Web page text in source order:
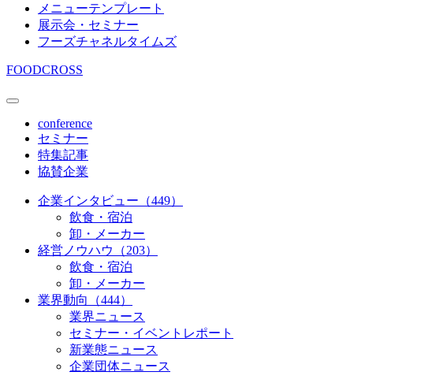
メニューテンプレート
展示会・セミナー
フーズチャネルタイムズ
FOODCROSS
conference
セミナー
特集記事
協賛企業
企業インタビュー（449）
飲食・宿泊
卸・メーカー
経営ノウハウ（203）
飲食・宿泊
卸・メーカー
業界動向（444）
業界ニュース
セミナー・イベントレポート
新業態ニュース
企業団体ニュース